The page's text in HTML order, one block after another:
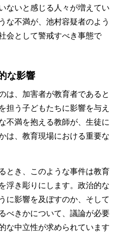
ないと感じる人々が増えてい
な不満が、池村容疑者のよう
会として警戒すべき事態で
な影響
は、加害者が教育者であると
担う子どもたちに影響を与え
不満を抱える教師が、生徒に
は、教育現場における重要な
とき、このような事件は教育
浮き彫りにします。政治的な
に影響を及ぼすのか、そして
べきかについて、議論が必要
な中立性が求められています